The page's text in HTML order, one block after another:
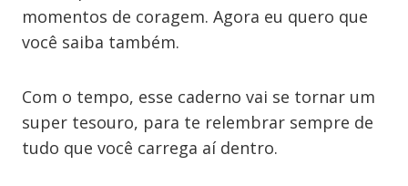
momentos de coragem. Agora eu quero que
você saiba também.
Com o tempo, esse caderno vai se tornar um
super tesouro, para te relembrar sempre de
tudo que você carrega aí dentro.